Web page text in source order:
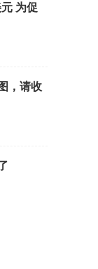
为促
，请收